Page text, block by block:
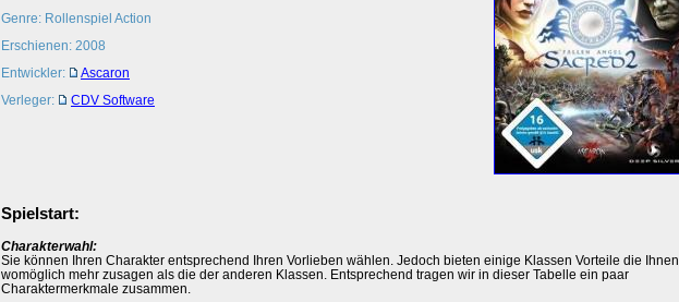
Genre: Rollenspiel Action
Erschienen: 2008
Entwickler:
Ascaron
Verleger:
CDV Software
Spielstart:
Charakterwahl:
Sie können Ihren Charakter entsprechend Ihren Vorlieben wählen. Jedoch bieten einige Klassen Vorteile die Ihnen
womöglich mehr zusagen als die der anderen Klassen. Entsprechend tragen wir in dieser Tabelle ein paar
Charaktermerkmale zusammen.